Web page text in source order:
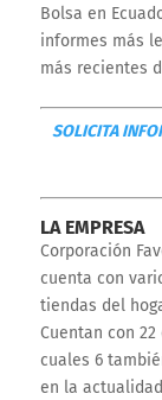
Bolsa en
informes más
más recientes
SOLICITA
LA EMPRESA
Corporación
cuenta con
tiendas del
Cuentan con
cuales 6
en la